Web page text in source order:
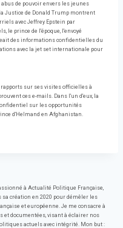
de pouvoir envers les jeunes
Justice de Donald Trump montrent
avec Jeffrey Epstein par
le prince de l'époque, l'envoyé
des informations confidentielles du
avec la jet set internationale pour
rapports sur ses visites officielles à
ces e-mails. Dans l'un d'eux, la
sur les opportunités
d'Helmand en Afghanistan.
à Actualité Politique Française,
sa création en 2020 pour démêler les
et européenne. Je me consacre à
et documentées, visant à éclairer nos
actuels avec intégrité. Mon but :